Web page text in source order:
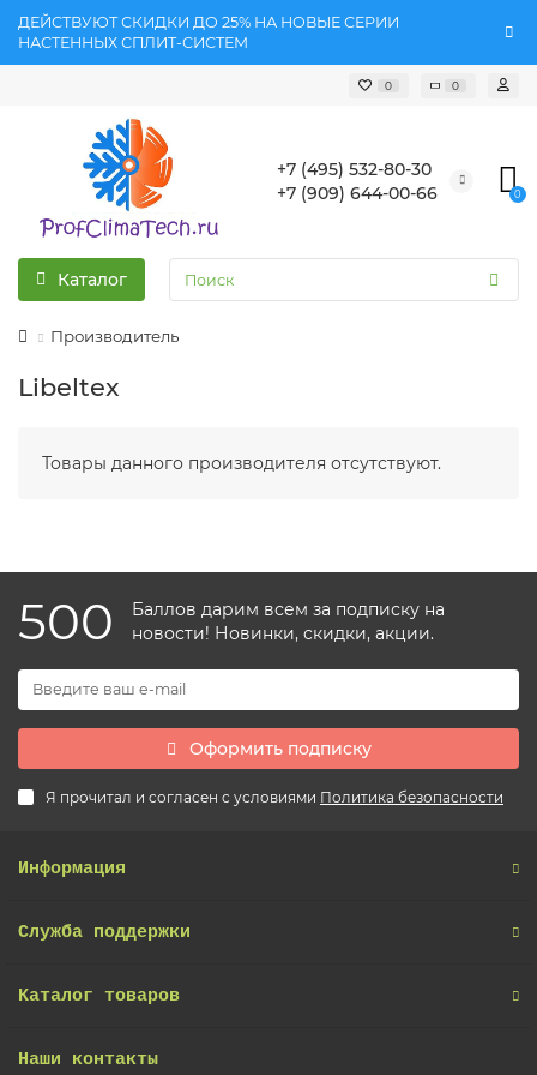
ДЕЙСТВУЮТ СКИДКИ ДО 25% НА НОВЫЕ СЕРИИ
НАСТЕННЫХ СПЛИТ-СИСТЕМ
0 0
+7 (495) 532-80-30
+7 (909) 644-00-66
0
Каталог
Производитель
Libeltex
Товары данного производителя отсутствуют.
500
Баллов дарим всем за подписку на
новости! Новинки, скидки, акции.
Оформить подписку
Я прочитал и согласен с условиями Политика безопасности
Информация
Служба поддержки
Каталог товаров
Наши контакты